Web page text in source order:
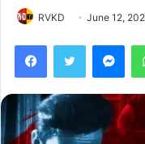
RVKD June 12,
FacebookTwitter